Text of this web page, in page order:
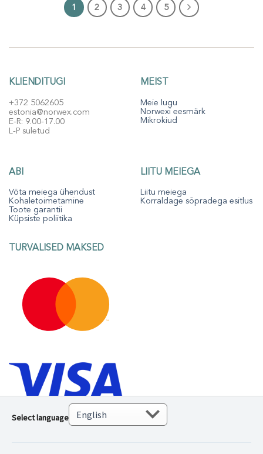
1 2 3 4 5
KLIENDITUGI
+372 5062605
estonia@norwex.com
E-R: 9.00-17.00
L-P suletud
MEIST
Meie lugu
Norwexi eesmärk
Mikrokiud
ABI
Võta meiega ühendust
Kohaletoimetamine
Toote garantii
Küpsiste poliitika
LIITU MEIEGA
Liitu meiega
Korraldage sõpradega esitlus
TURVALISED MAKSED
Select language